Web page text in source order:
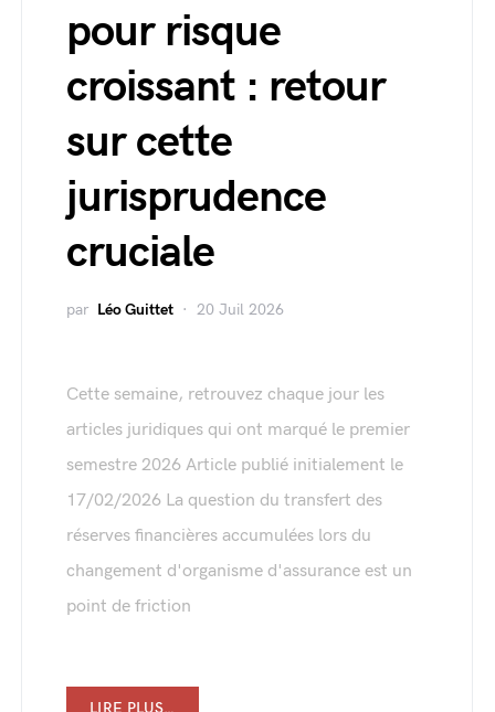
pour risque
croissant : retour
sur cette
jurisprudence
cruciale
par Léo Guittet 20 Juil 2026
Cette semaine, retrouvez chaque jour les
articles juridiques qui ont marqué le premier
semestre 2026 Article publié initialement le
17/02/2026 La question du transfert des
réserves financières accumulées lors du
changement d'organisme d'assurance est un
point de friction